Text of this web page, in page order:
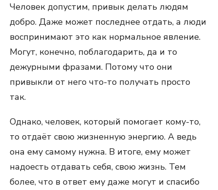
Человек допустим, привык делать людям
добро. Даже может последнее отдать, а люди
воспринимают это как нормальное явление.
Могут, конечно, поблагодарить, да и то
дежурными фразами. Потому что они
привыкли от него что-то получать просто
так.
Однако, человек, который помогает кому-то,
то отдаёт свою жизненную энергию. А ведь
она ему самому нужна. В итоге, ему может
надоесть отдавать себя, свою жизнь. Тем
более, что в ответ ему даже могут и спасибо